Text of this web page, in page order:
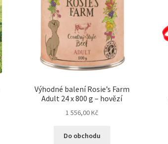
Výhodné balení Rosie’s Farm
Adult 24 x 800 g – hovězí
1 556,00Kč
Do obchodu